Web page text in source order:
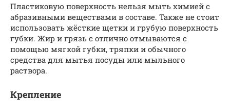
Пластиковую поверхность нельзя мыть химией с
абразивными веществами в составе. Также не стоит
использовать жёсткие щетки и грубую поверхность
губки. Жир и грязь с отлично отмываются с
помощью мягкой губки, тряпки и обычного
средства для мытья посуды или мыльного
раствора.
Крепление